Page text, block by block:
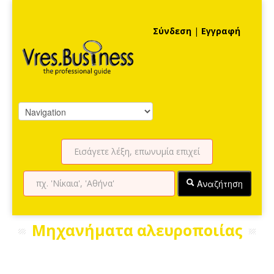
Σύνδεση | Εγγραφή
Αναζήτηση
Μηχανήματα αλευροποιίας